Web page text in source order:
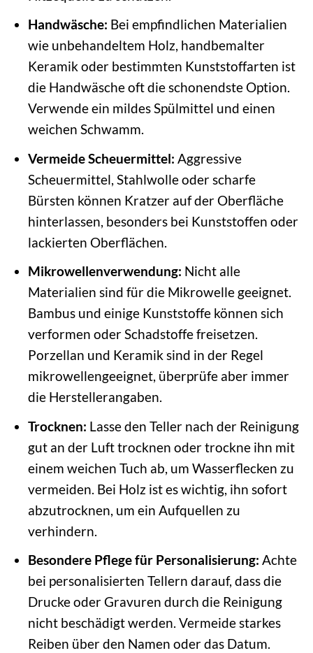
Handwäsche: Bei empfindlichen Materialien
wie unbehandeltem Holz, handbemalter
Keramik oder bestimmten Kunststoffarten ist
die Handwäsche oft die schonendste Option.
Verwende ein mildes Spülmittel und einen
weichen Schwamm.
Vermeide Scheuermittel: Aggressive
Scheuermittel, Stahlwolle oder scharfe
Bürsten können Kratzer auf der Oberfläche
hinterlassen, besonders bei Kunststoffen oder
lackierten Oberflächen.
Mikrowellenverwendung: Nicht alle
Materialien sind für die Mikrowelle geeignet.
Bambus und einige Kunststoffe können sich
verformen oder Schadstoffe freisetzen.
Porzellan und Keramik sind in der Regel
mikrowellengeeignet, überprüfe aber immer
die Herstellerangaben.
Trocknen: Lasse den Teller nach der Reinigung
gut an der Luft trocknen oder trockne ihn mit
einem weichen Tuch ab, um Wasserflecken zu
vermeiden. Bei Holz ist es wichtig, ihn sofort
abzutrocknen, um ein Aufquellen zu
verhindern.
Besondere Pflege für Personalisierung: Achte
bei personalisierten Tellern darauf, dass die
Drucke oder Gravuren durch die Reinigung
nicht beschädigt werden. Vermeide starkes
Reiben über den Namen oder das Datum.